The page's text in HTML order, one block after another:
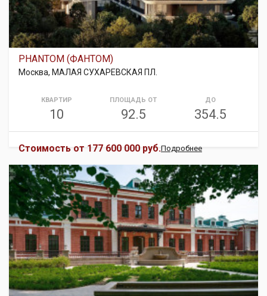
PHANTOM (ФАНТОМ)
Москва, МАЛАЯ СУХАРЕВСКАЯ ПЛ.
КВАРТИР
10
ПЛОЩАДЬ ОТ
92.5
ДО
354.5
Стоимость от 177 600 000 руб.Подробнее